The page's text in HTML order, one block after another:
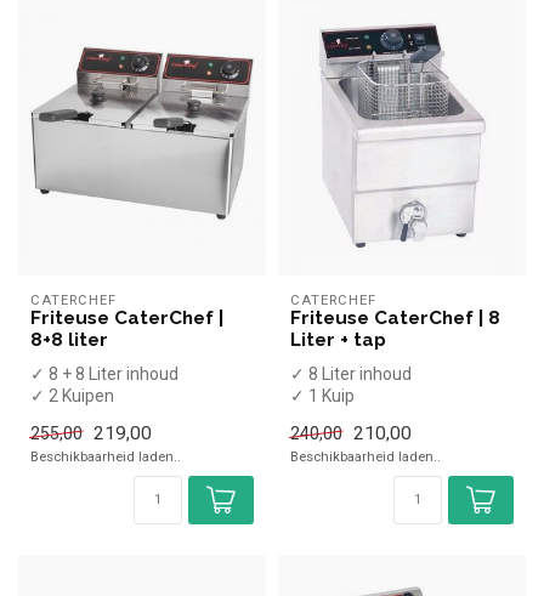
CATERCHEF
Friteuse CaterChef |
8+8 liter
✓ 8 + 8 Liter inhoud
✓ 2 Kuipen
✓ Tafelmodel
✓ 2x 3,25 kW
255,00 219,00
Beschikbaarheid laden..
CATERCHEF
Friteuse CaterChef | 8
Liter + tap
✓ 8 Liter inhoud
✓ 1 Kuip
✓ Tafelmodel
✓ 3,25 kW
240,00 210,00
Beschikbaarheid laden..